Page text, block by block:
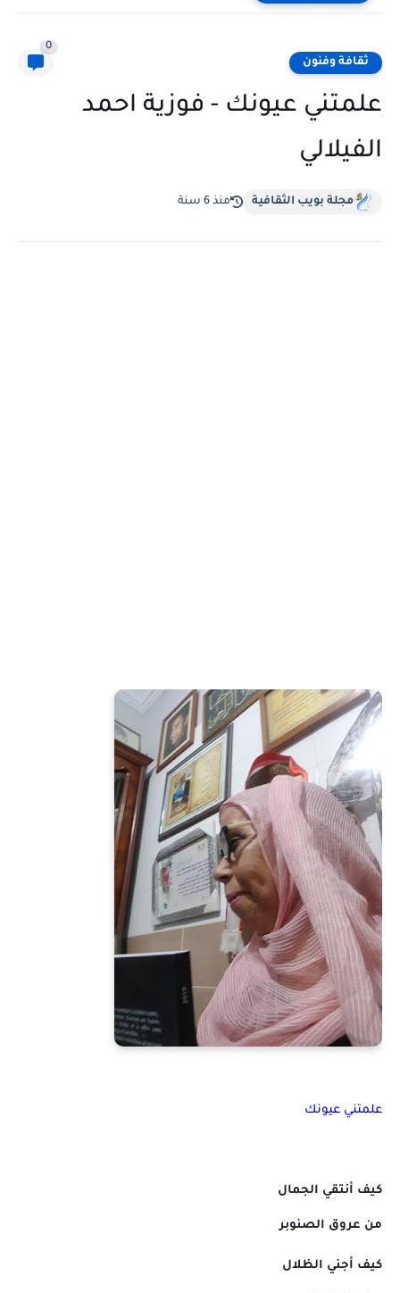
ثقافة وفنون
0
علمتني عيونك - فوزية احمد
الفيلالي
مجلة بويب الثقافية منذ 6 سنة
علمتني عيونك
كيف أنتقي الجمال
من عروق الصنوبر
كيف أجني الظلال